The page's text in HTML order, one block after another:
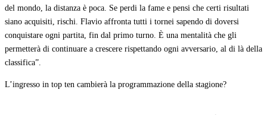
del mondo, la distanza è poca. Se perdi la fame e pensi che certi risultati
siano acquisiti, rischi. Flavio affronta tutti i tornei sapendo di doversi
conquistare ogni partita, fin dal primo turno. È una mentalità che gli
permetterà di continuare a crescere rispettando ogni avversario, al di là della
classifica”.
L’ingresso in top ten cambierà la programmazione della stagione?